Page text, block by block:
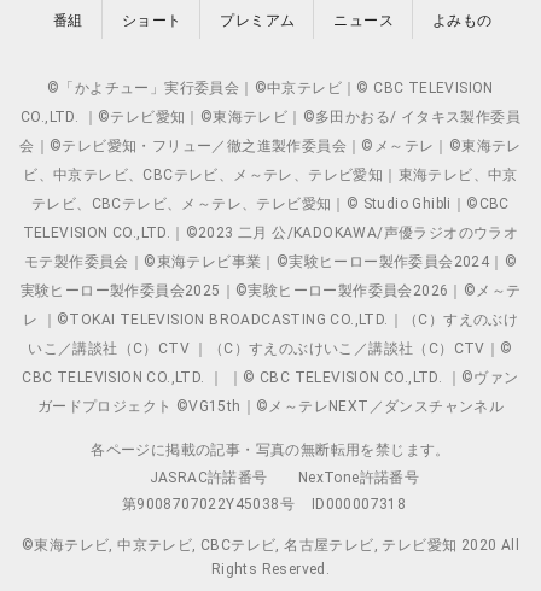
番組 ショート プレミアム ニュース よみもの
©「かよチュー」実行委員会｜©中京テレビ｜© CBC TELEVISION
CO.,LTD. ｜©テレビ愛知｜©東海テレビ｜©多田かおる/ イタキス製作委員
会｜©テレビ愛知・フリュー／徹之進製作委員会｜©メ～テレ｜©東海テレ
ビ、中京テレビ、CBCテレビ、メ～テレ、テレビ愛知｜東海テレビ、中京
テレビ、CBCテレビ、メ～テレ、テレビ愛知｜© Studio Ghibli｜©CBC
TELEVISION CO.,LTD.｜©2023 二月 公/KADOKAWA/声優ラジオのウラオ
モテ製作委員会｜©東海テレビ事業｜©実験ヒーロー製作委員会2024｜©
実験ヒーロー製作委員会2025｜©実験ヒーロー製作委員会2026｜©メ～テ
レ ｜©TOKAI TELEVISION BROADCASTING CO.,LTD.｜（C）すえのぶけ
いこ／講談社（C）CTV ｜（C）すえのぶけいこ／講談社（C）CTV｜©
CBC TELEVISION CO.,LTD. ｜ ｜© CBC TELEVISION CO.,LTD. ｜©ヴァン
ガードプロジェクト ©VG15th｜©メ～テレNEXT／ダンスチャンネル
各ページに掲載の記事・写真の無断転用を禁じます。
JASRAC許諾番号
NexTone許諾番号
第9008707022Y45038号
ID000007318
©東海テレビ, 中京テレビ, CBCテレビ, 名古屋テレビ, テレビ愛知 2020 All
Rights Reserved.